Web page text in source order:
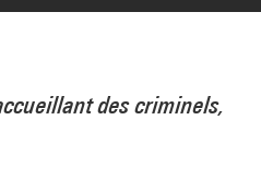
des criminels,
CCI/Bertrand Prévost/Dist. GrandPalaisRmn